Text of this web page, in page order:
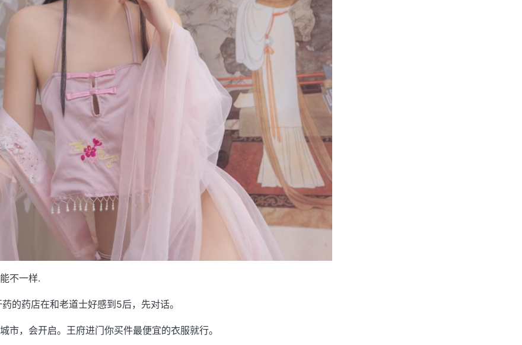
不一样.
的药店在和老道士好感到5后，先对话。
市，会开启。王府进门你买件最便宜的衣服就行。